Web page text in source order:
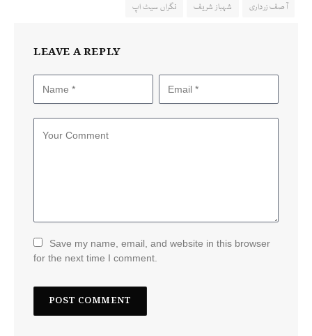
آصف زرداری شہباز شریف نگراں سیٹ اپ
LEAVE A REPLY
Save my name, email, and website in this browser
for the next time I comment.